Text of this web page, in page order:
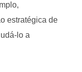
estratégica de
lo a